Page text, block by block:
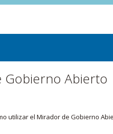
Gobierno Abierto
utilizar el Mirador de Gobierno